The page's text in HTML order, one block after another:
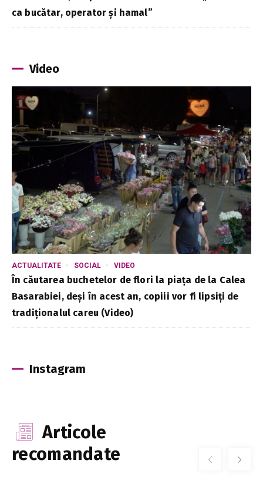
ca bucătar, operator și hamal”
Video
ACTUALITATE SOCIAL VIDEO
În căutarea buchetelor de flori la piața de la Calea
Basarabiei, deși în acest an, copiii vor fi lipsiți de
tradiționalul careu (Video)
Instagram
Articole
recomandate